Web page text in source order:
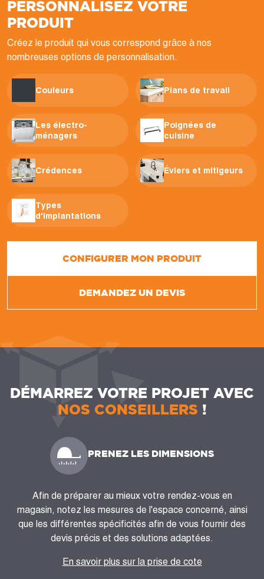
PERSONNALISEZ VOTRE
PRODUIT
Créez le produit qui vous correspond grâce à nos
nombreuses options de personnalisation.
Couleurs Plans de travail
Les électro-
ménagers
Poignées de
cuisine
Crédences Éviers et mitigeurs
Types
d'implantations
CONFIGURER MON PRODUIT
DEMANDEZ UN DEVIS
DÉMARREZ VOTRE PROJET AVEC
NOS CONSEILLERS !
PRENEZ LES DIMENSIONS
Afin de préparer au mieux votre rendez-vous en
magasin, notez les mesures de l'espace concerné, ainsi
que les différentes spécificités afin de vous fournir des
devis précis et des solutions adaptées.
En savoir plus sur la prise de cote